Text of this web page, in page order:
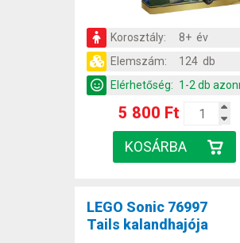
Korosztály:
8+ év
Elemszám:
124 db
Elérhetőség: 1-2 db
5 800 Ft
LEGO Sonic 76997
Tails kalandhajója